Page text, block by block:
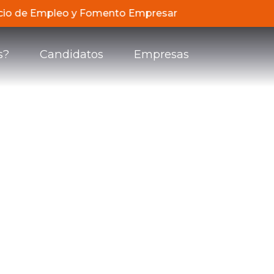
Empleo y Fomento Empresarial de
Candidatos Empresas